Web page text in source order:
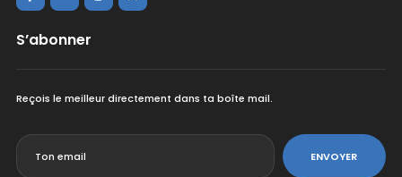
S’abonner
Reçois le meilleur directement dans ta boîte mail.
ENVOYER